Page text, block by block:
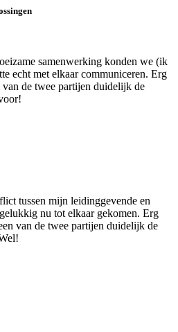
samenwerking konden we (ik
echt met elkaar communiceren. Erg
de twee partijen duidelijk de
tussen mijn leidinggevende en
nu tot elkaar gekomen. Erg
van de twee partijen duidelijk de